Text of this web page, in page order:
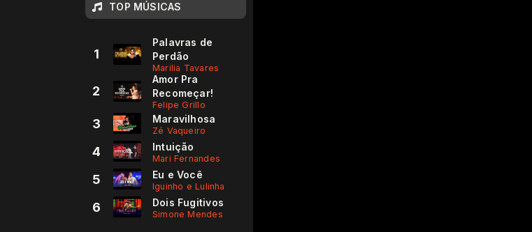
TOP MÚSICAS
1
Palavras de
Perdão
Marilia Tavares
2
Amor Pra
Recomeçar!
Felipe Grillo
3 Maravilhosa
Zé Vaqueiro
4 Intuição
Mari Fernandes
5 Eu e Você
Iguinho e Lulinha
6 Dois Fugitivos
Simone Mendes